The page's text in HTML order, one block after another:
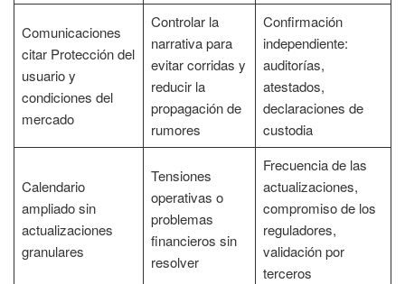
Comunicaciones
citar Protección del
usuario y
condiciones del
mercado
Controlar la
narrativa para
evitar corridas y
reducir la
propagación de
rumores
Confirmación
independiente:
auditorías,
atestados,
declaraciones de
custodia
Calendario
ampliado sin
actualizaciones
granulares
Tensiones
operativas o
problemas
financieros sin
resolver
Frecuencia de las
actualizaciones,
compromiso de los
reguladores,
validación por
terceros